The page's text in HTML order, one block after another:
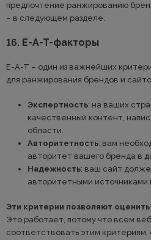
предпочтение ранжированию
– в следующем разделе.
16. E-A-T-факторы
E-A-T – один из важнейших
для ранжирования брендов и
Экспертность: на ваших
качественный контент,
области.
Авторитетность: вам
авторитет вашего бренда в
Надежность: ваш сайт
авторитетными источниками
Эти критерии позволяют
Это работает, потому что всем
соответствовать этим критериям,